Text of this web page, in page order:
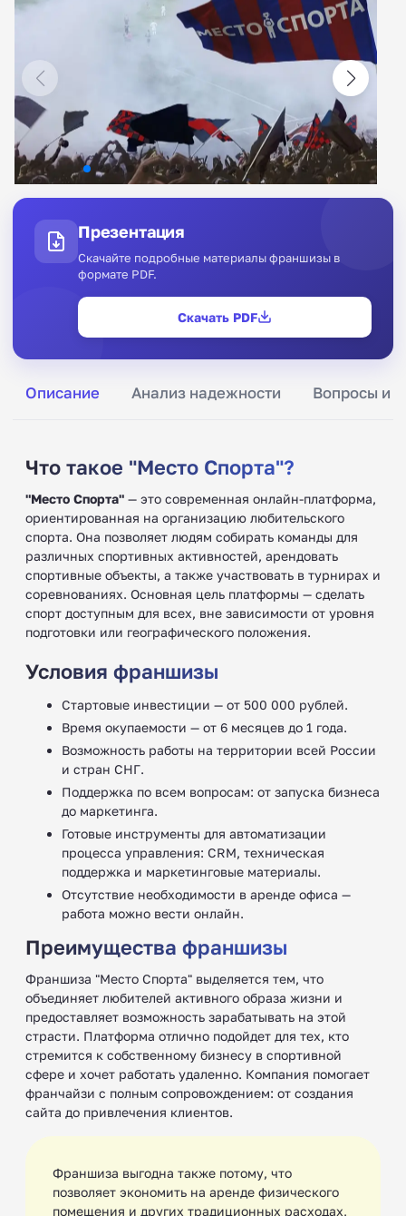
Описание Анализ надежности Вопросы и
Что такое "Место Спорта"?
"Место Спорта" — это современная онлайн-платформа,
ориентированная на организацию любительского
спорта. Она позволяет людям собирать команды для
различных спортивных активностей, арендовать
спортивные объекты, а также участвовать в турнирах и
соревнованиях. Основная цель платформы — сделать
спорт доступным для всех, вне зависимости от уровня
подготовки или географического положения.
Условия франшизы
Стартовые инвестиции — от 500 000 рублей.
Время окупаемости — от 6 месяцев до 1 года.
Возможность работы на территории всей России
и стран СНГ.
Поддержка по всем вопросам: от запуска бизнеса
до маркетинга.
Готовые инструменты для автоматизации
процесса управления: CRM, техническая
поддержка и маркетинговые материалы.
Отсутствие необходимости в аренде офиса —
работа можно вести онлайн.
Преимущества франшизы
Франшиза "Место Спорта" выделяется тем, что
объединяет любителей активного образа жизни и
предоставляет возможность зарабатывать на этой
страсти. Платформа отлично подойдет для тех, кто
стремится к собственному бизнесу в спортивной
сфере и хочет работать удаленно. Компания помогает
франчайзи с полным сопровождением: от создания
сайта до привлечения клиентов.
Франшиза выгодна также потому, что
позволяет экономить на аренде физического
помещения и других традиционных расходах,
Презентация
Скачайте подробные материалы франшизы в
формате PDF.
Скачать PDF